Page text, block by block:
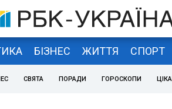
БІЗНЕС ЖИТТЯ СПОРТ
СВЯТА ПОРАДИ ГОРОСКОПИ